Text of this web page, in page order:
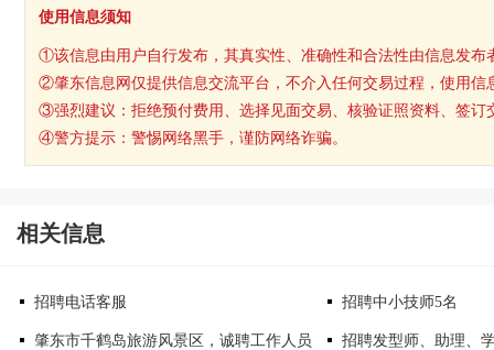
使用信息须知
①该信息由用户自行发布，其真实性、准确性和合法性由信息发布
②肇东信息网仅提供信息交流平台，不介入任何交易过程，使用信
③强烈建议：拒绝预付费用、选择见面交易、核验证照资料、签订
④警方提示：警惕网络黑手，谨防网络诈骗。
相关信息
招聘电话客服 招聘中小技师5名
肇东市千鹤岛旅游风景区，诚聘工作人员 招聘发型师、助理、